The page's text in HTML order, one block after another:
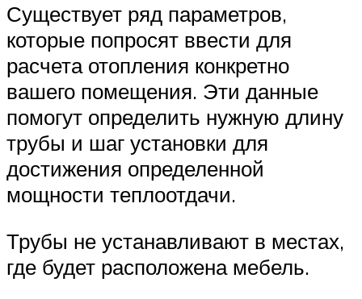
Существует ряд параметров,
которые попросят ввести для
расчета отопления конкретно
вашего помещения. Эти данные
помогут определить нужную длину
трубы и шаг установки для
достижения определенной
мощности теплоотдачи.
Трубы не устанавливают в местах,
где будет расположена мебель.